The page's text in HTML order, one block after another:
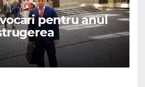
pentru anul
EUro-Atlanti…